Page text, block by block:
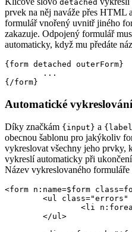
detached
prvek na něj naváže přes HTML
formulář vnořený uvnitř jiného
zakazuje. Odpojený formulář
automaticky, když mu předáte
{form detached outerForm}
Automatické vykreslování
Díky značkám {input} a
obecnou šablonu pro jakýkoliv
vykreslovat všechny jeho prvky,
vykreslí automaticky při
Název vykreslovaného
<form n:name=$form